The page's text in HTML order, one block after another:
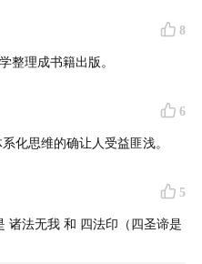
八字，是否可以看出不和
道教与佛教的比较
教中的涅槃寂静
通道，体验电流穿越身体
8
整理成书籍出版。
6
化思维的确让人受益匪浅。
5
诸法无我 和 四法印（四圣谛是